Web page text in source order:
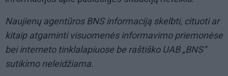
Naujienų agentūros BNS informaciją skelbti, cituoti ar
kitaip atgaminti visuomenės informavimo priemonėse
bei interneto tinklalapiuose be raštiško UAB „BNS“
sutikimo neleidžiama.